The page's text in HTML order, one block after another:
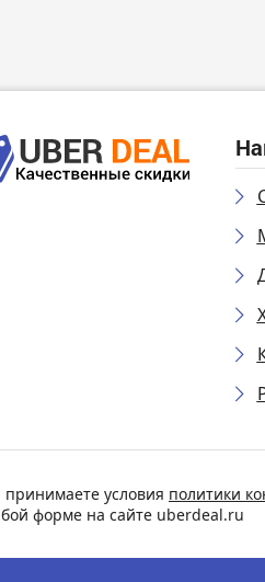
условия политики
форме на сайте uberdeal.ru